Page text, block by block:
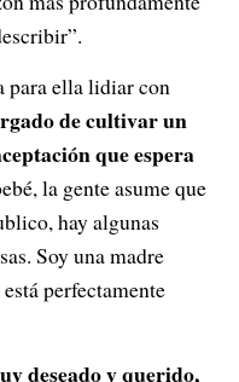
para ella lidiar con
de cultivar un
que espera
la gente asume que
hay algunas
Soy una madre
perfectamente
deseado y querido,